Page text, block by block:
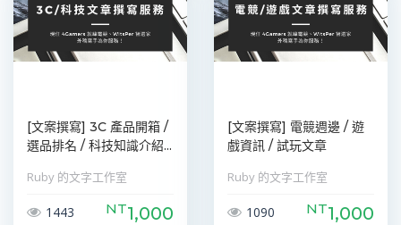
[文案撰寫] 3C 產品開箱 /
選品排名 / 科技知識介紹...
Ruby 的文字工作室
1443 NT1,000
[文案撰寫] 電競週邊 / 遊
戲資訊 / 試玩文章
Ruby 的文字工作室
1090 NT1,000